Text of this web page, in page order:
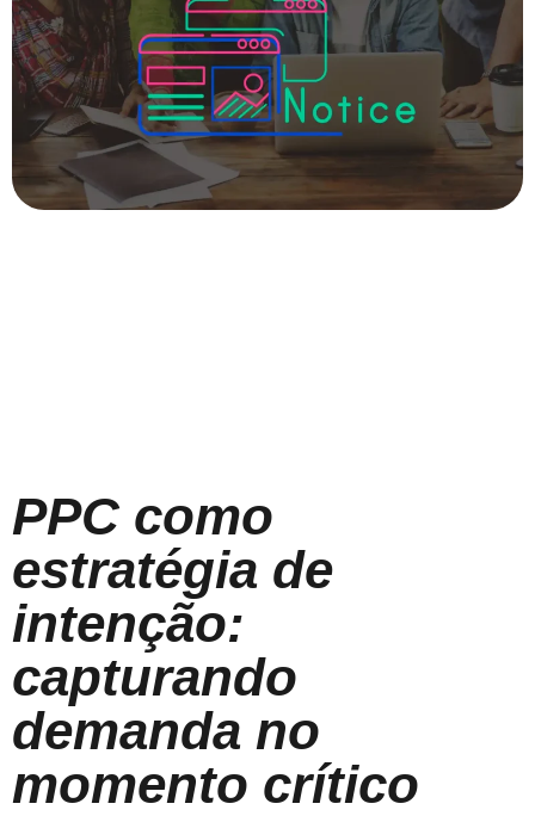
PPC como
estratégia de
intenção:
capturando
demanda no
momento crítico